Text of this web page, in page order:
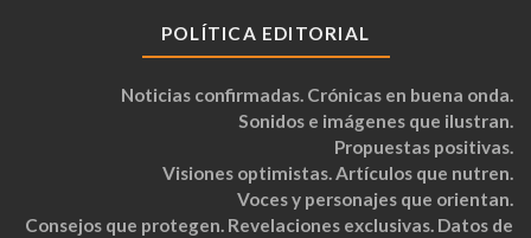
POLÍTICA EDITORIAL
Noticias confirmadas. Crónicas en buena onda.
Sonidos e imágenes que ilustran.
Propuestas positivas.
Visiones optimistas. Artículos que nutren.
Voces y personajes que orientan.
Consejos que protegen. Revelaciones exclusivas. Datos de